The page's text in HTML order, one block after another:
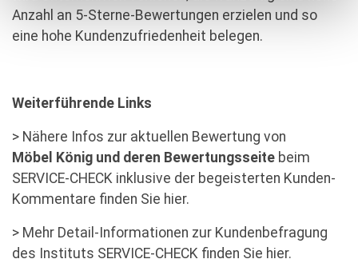
Anzahl an 5-Sterne-Bewertungen erzielen und so
eine hohe Kundenzufriedenheit belegen.
Weiterführende Links
> Nähere Infos zur aktuellen Bewertung von
Möbel König und deren Bewertungsseite beim
SERVICE-CHECK inklusive der begeisterten Kunden-
Kommentare finden Sie hier.
> Mehr Detail-Informationen zur Kundenbefragung
des Instituts SERVICE-CHECK finden Sie hier.